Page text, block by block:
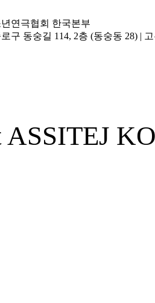
연극협회 한국본부
구 동숭길 114, 2층 (동숭동 28) |